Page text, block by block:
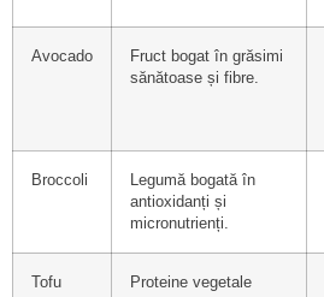
Avocado
Fruct bogat în grăsimi
sănătoase și fibre.
Broccoli
Legumă bogată în
antioxidanți și
micronutrienți.
Tofu
Proteine vegetale